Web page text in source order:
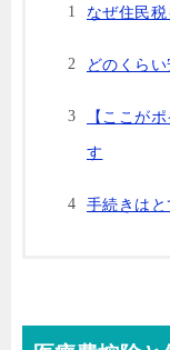
なぜ住民税
どのくら
【ここが
す
手続きはと